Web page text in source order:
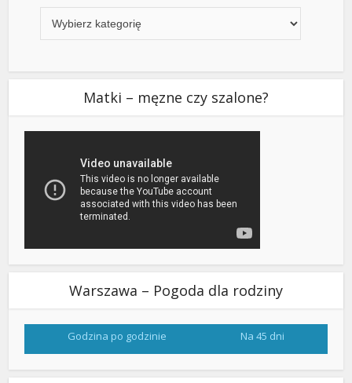
Matki – męzne czy szalone?
Warszawa – Pogoda dla rodziny
Godzina po godzinie Na 45 dni